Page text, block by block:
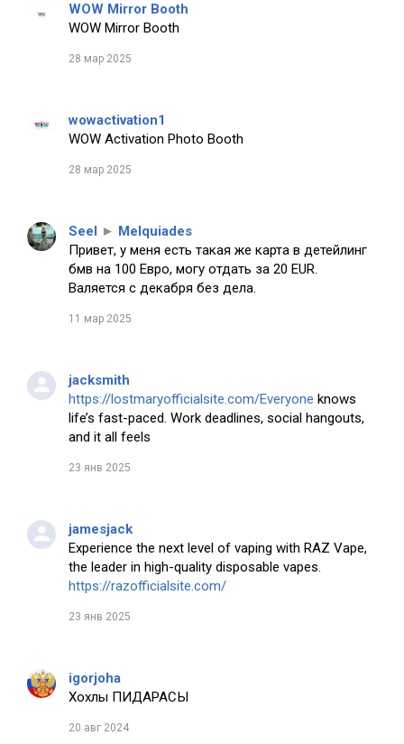
WOW Mirror Booth
WOW Mirror Booth
28 мар 2025
wowactivation1
WOW Activation Photo Booth
28 мар 2025
Seel ► Melquiades
Привет, у меня есть такая же карта в детейлинг
бмв на 100 Евро, могу отдать за 20 EUR.
Валяется с декабря без дела.
11 мар 2025
jacksmith
https://lostmaryofficialsite.com/Everyone knows
life’s fast-paced. Work deadlines, social hangouts,
and it all feels
23 янв 2025
jamesjack
Experience the next level of vaping with RAZ Vape,
the leader in high-quality disposable vapes.
https://razofficialsite.com/
23 янв 2025
igorjoha
Хохлы ПИДАРАСЫ
20 авг 2024